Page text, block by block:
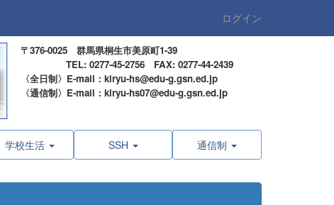
ログイン
〒376-0025 群馬県桐生市美原町1-39
TEL: 0277-45-2756 FAX: 0277-44-2439
〈全日制〉E-mail：kiryu-hs@edu-g.gsn.ed.jp
〈通信制〉E-mail：kiryu-hs07@edu-g.gsn.ed.jp
学校生活 SSH 通信制